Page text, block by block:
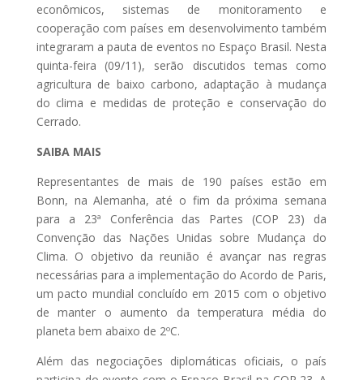
econômicos, sistemas de monitoramento e
cooperação com países em desenvolvimento também
integraram a pauta de eventos no Espaço Brasil. Nesta
quinta-feira (09/11), serão discutidos temas como
agricultura de baixo carbono, adaptação à mudança
do clima e medidas de proteção e conservação do
Cerrado.
SAIBA MAIS
Representantes de mais de 190 países estão em
Bonn, na Alemanha, até o fim da próxima semana
para a 23ª Conferência das Partes (COP 23) da
Convenção das Nações Unidas sobre Mudança do
Clima. O objetivo da reunião é avançar nas regras
necessárias para a implementação do Acordo de Paris,
um pacto mundial concluído em 2015 com o objetivo
de manter o aumento da temperatura média do
planeta bem abaixo de 2ºC.
Além das negociações diplomáticas oficiais, o país